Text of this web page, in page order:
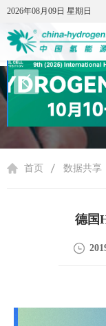
2026年08月09日 星期日
2026年08月09日 星期日
首页 数据共享
德国